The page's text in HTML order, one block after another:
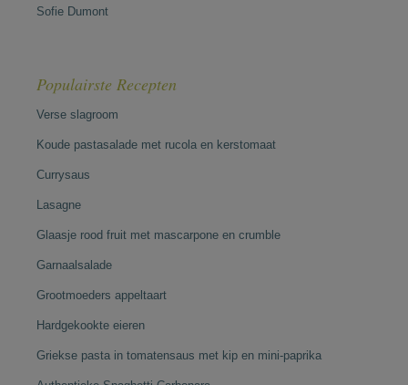
Sofie Dumont
Populairste Recepten
Verse slagroom
Koude pastasalade met rucola en kerstomaat
Currysaus
Lasagne
Glaasje rood fruit met mascarpone en crumble
Garnaalsalade
Grootmoeders appeltaart
Hardgekookte eieren
Griekse pasta in tomatensaus met kip en mini-paprika